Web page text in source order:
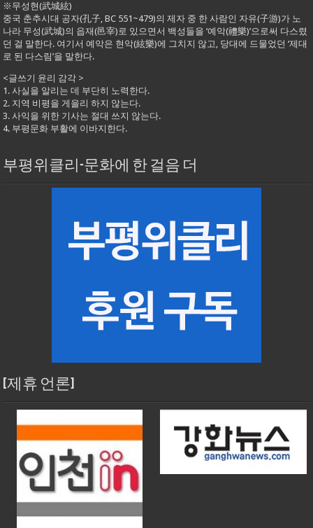
※무성현(武城絃)
중국 춘추시대 공자(孔子, BC 551~479)의 제자 중 한 사람인 자유(子游)가 노
나라 무성(武城)의 읍재(邑宰)로 있으면서 백성들을 ‘예악(禮樂)’으로써 다스렸
던 걸 말한다. 여기서 예악은 현악(絃樂)에 그치지 않고, 당대에 드물었던 ‘제대
로 된 다스림’을 말한다.
<글쓰기 윤리 감각 >
1. 사실을 알리는 데 부단히 노력한다.
2. 지역 비평을 게을리 하지 않는다.
3. 사익을 위한 기사는 절대 쓰지 않는다.
4. 부평문화 부활에 이바지한다.
부평위클리-문화에 한 걸음 더
[제휴 언론]